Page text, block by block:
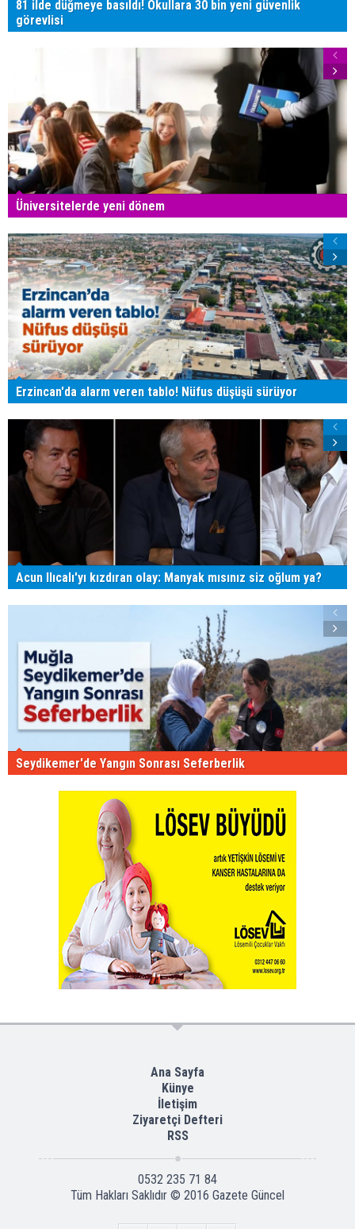
81 ilde düğmeye basıldı! Okullara 30 bin yeni güvenlik
görevlisi
Üniversitelerde yeni dönem
Erzincan'da alarm veren tablo! Nüfus düşüşü sürüyor
Acun Ilıcalı'yı kızdıran olay: Manyak mısınız siz oğlum ya?
Seydikemer'de Yangın Sonrası Seferberlik
Ana Sayfa
Künye
İletişim
Ziyaretçi Defteri
RSS
0532 235 71 84
Tüm Hakları Saklıdır © 2016 Gazete Güncel